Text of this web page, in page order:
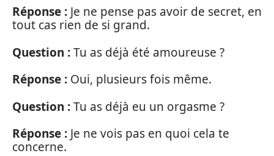
Réponse : Je ne pense pas avoir de secret, en
tout cas rien de si grand.
Question :Tu as déjà été amoureuse ?
Réponse : Oui, plusieurs fois même.
Question :Tu as déjà eu un orgasme ?
Réponse : Je ne vois pas en quoi cela te
concerne.